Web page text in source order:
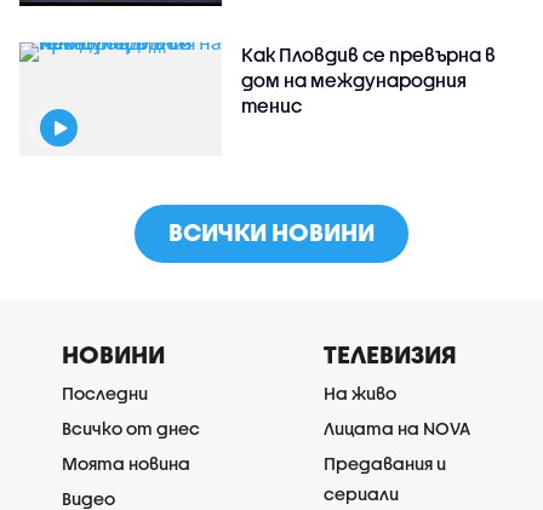
Как Пловдив се превърна в
дом на международния
тенис
ВСИЧКИ НОВИНИ
НОВИНИ
Последни
Всичко от днес
Моята новина
Видео
ТЕЛЕВИЗИЯ
На живо
Лицата на NOVA
Предавания и
сериали